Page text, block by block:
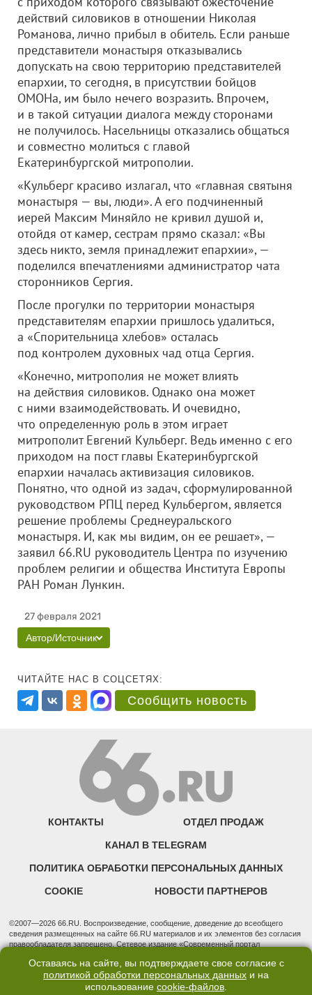
действий силовиков в отношении Николая
Романова, лично прибыл в обитель. Если раньше
представители монастыря отказывались
допускать на свою территорию представителей
епархии, то сегодня, в присутствии бойцов
ОМОНа, им было нечего возразить. Впрочем,
и в такой ситуации диалога между сторонами
не получилось. Насельницы отказались общаться
и совместно молиться с главой
Екатеринбургской митрополии.
«Кульберг красиво излагал, что «главная святыня
монастыря — вы, люди». А его подчиненный
иерей Максим Миняйло не кривил душой и,
отойдя от камер, сестрам прямо сказал: «Вы
здесь никто, земля принадлежит епархии», —
поделился впечатлениями администратор чата
сторонников Сергия.
После прогулки по территории монастыря
представителям епархии пришлось удалиться,
а «Спорительница хлебов» осталась
под контролем духовных чад отца Сергия.
«Конечно, митрополия не может влиять
на действия силовиков. Однако она может
с ними взаимодействовать. И очевидно,
что определенную роль в этом играет
митрополит Евгений Кульберг. Ведь именно с его
приходом на пост главы Екатеринбургской
епархии началась активизация силовиков.
Понятно, что одной из задач, сформулированной
руководством РПЦ перед Кульбергом, является
решение проблемы Среднеуральского
монастыря. И, как мы видим, он ее решает», —
заявил 66.RU руководитель Центра по изучению
проблем религии и общества Института Европы
РАН Роман Лункин.
27 февраля 2021
Автор/Источник
ЧИТАЙТЕ НАС В СОЦСЕТЯХ:
Сообщить новость
КОНТАКТЫ ОТДЕЛ ПРОДАЖ
КАНАЛ В TELEGRAM
ПОЛИТИКА ОБРАБОТКИ ПЕРСОНАЛЬНЫХ ДАННЫХ
COOKIE НОВОСТИ ПАРТНЕРОВ
©2007—2026 66.RU. Воспроизведение, сообщение, доведение до всеобщего
сведения размещенных на сайте 66.RU материалов и их элементов без согласия
правообладателя запрещено. Сетевое издание «Современный портал
надзору в сфере связи, информационных технологий и массовых коммуникаций
(Роскомнадзор). Регистрационный номер ЭЛ № ФС 77 - 76634 от 02.09.2019
Учредитель: Общество с ограниченной ответственностью "66.ру". Юридический
Оставаясь на сайте, вы подтверждаете свое согласие с
политикой обработки персональных данных и на
использование cookie-файлов.